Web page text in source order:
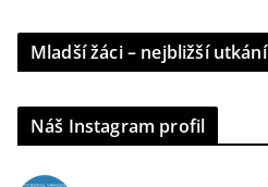
Mladší žáci – nejbližší utkání
Náš Instagram profil